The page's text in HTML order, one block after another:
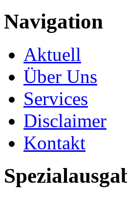
Navigation
Aktuell
Über Uns
Services
Disclaimer
Kontakt